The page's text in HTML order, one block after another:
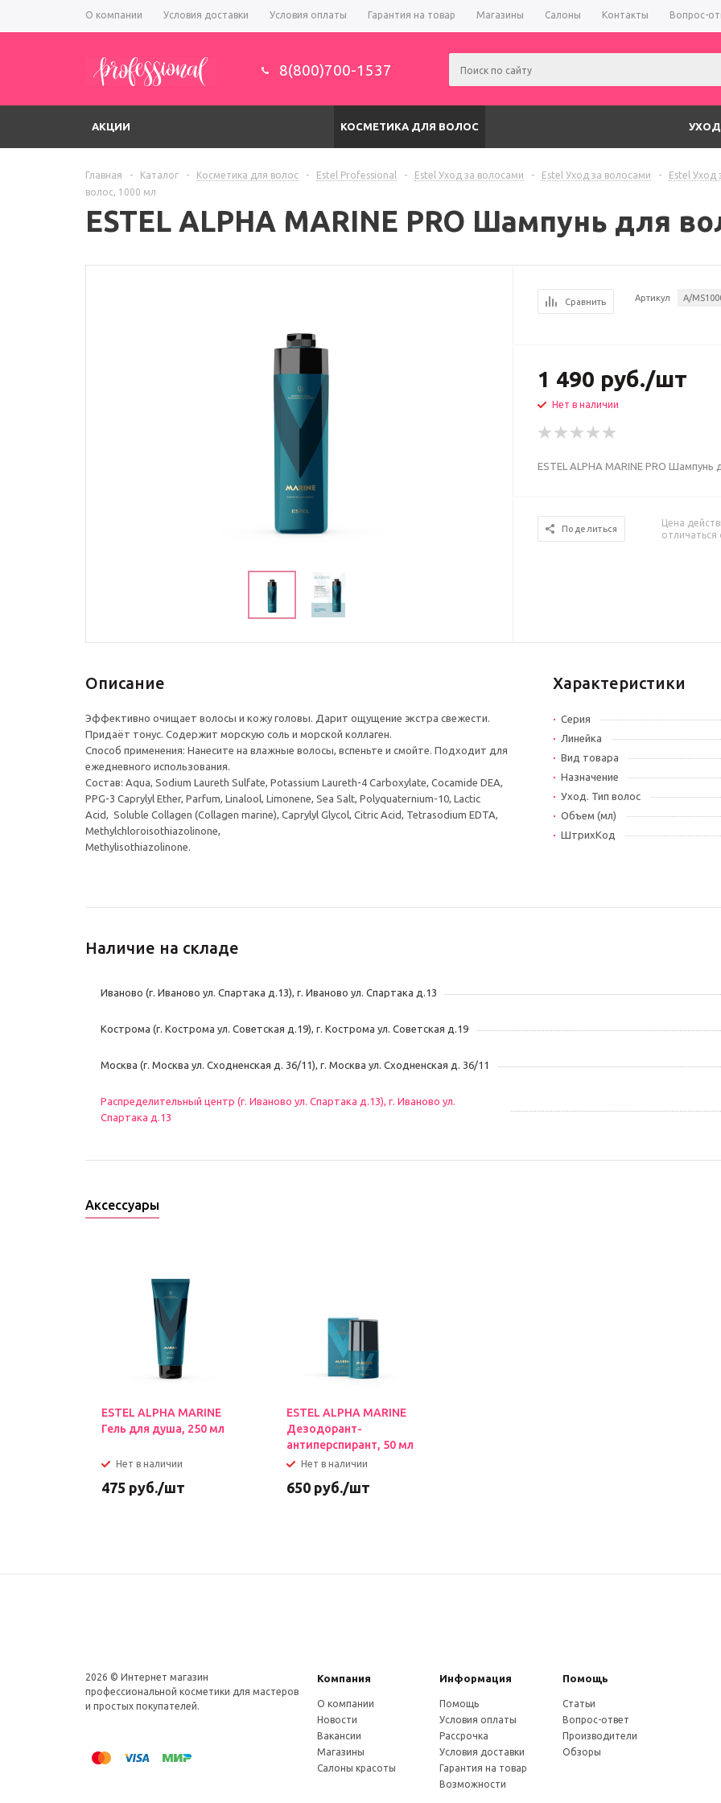
О компании Условия доставки Условия оплаты Гарантия на товар Магазины Салоны Контакты Вопрос-
8(800)700-1537
АКЦИИ КОСМЕТИКА ДЛЯ ВОЛОС УХОД
Главная - Каталог - Косметика для волос - Estel Professional - Estel Уход за волосами - Estel Уход за волосами - Estel Уход
волос, 1000 мл
ESTEL ALPHA MARINE PRO Шампунь для
Сравнить Артикул A/
1 490 руб./шт
Нет в наличии
ESTEL ALPHA MARINE PRO Шампунь
Поделиться
Цена
отличаться
Описание
Эффективно очищает волосы и кожу головы. Дарит ощущение экстра свежести.
Придаёт тонус. Содержит морскую соль и морской коллаген.
Способ применения: Нанесите на влажные волосы, вспеньте и смойте. Подходит для
ежедневного использования.
Состав: Aqua, Sodium Laureth Sulfate, Potassium Laureth-4 Carboxylate, Cocamide DEA,
PPG-3 Caprylyl Ether, Parfum, Linalool, Limonene, Sea Salt, Polyquaternium-10, Lactic
Acid, Soluble Collagen (Collagen marine), Caprylyl Glycol, Citric Acid, Tetrasodium EDTA,
Methylchloroisothiazolinone,
Methylisothiazolinone.
Характеристики
Серия
Линейка
Вид товара
Назначение
Уход. Тип волос
Объем (мл)
ШтрихКод
Наличие на складе
Иваново (г. Иваново ул. Спартака д.13), г. Иваново ул. Спартака д.13
Кострома (г. Кострома ул. Советская д.19), г. Кострома ул. Советская д.19
Москва (г. Москва ул. Сходненская д. 36/11), г. Москва ул. Сходненская д. 36/11
Распределительный центр (г. Иваново ул. Спартака д.13), г. Иваново ул.
Спартака д.13
Аксессуары
ESTEL ALPHA MARINE
Гель для душа, 250 мл
Нет в наличии
475 руб./шт
ESTEL ALPHA MARINE
Дезодорант-
антиперспирант, 50 мл
Нет в наличии
650 руб./шт
2026 © Интернет магазин
профеcсиональной косметики для мастеров
и простых покупателей.
Компания Информация Помощь
О компании
Новости
Вакансии
Магазины
Салоны красоты
Помощь
Условия оплаты
Рассрочка
Условия доставки
Гарантия на товар
Возможности
Статьи
Вопрос-ответ
Производители
Обзоры